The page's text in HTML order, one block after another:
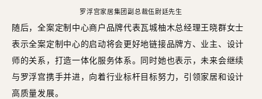
罗浮宫家居集团副总裁伍尉廷先生
随后，全案定制中心商户品牌代表瓦城柚木总经理王晓群女士
表示全案定制中心的启动将会更好地链接品牌方、业主、设计
师的关系，打造一体化服务体系。同时她也表示，未来会继续
与罗浮宫携手并进，向着行业标杆目标努力，引领家居和设计
高质量发展。